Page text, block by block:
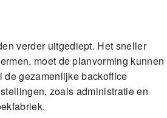
verder uitgediept. Het sneller
moet de planvorming kunnen
de gezamenlijke backoffice
zoals administratie en